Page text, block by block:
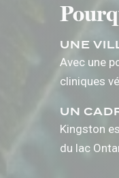
UNE
Avec une
cliniques
UN
Kingston
du lac